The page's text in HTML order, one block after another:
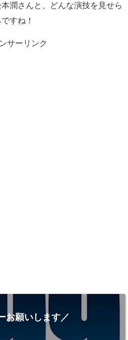
潤さんと、どんな演技を見せら
すね！
サーリンク
お願いします／